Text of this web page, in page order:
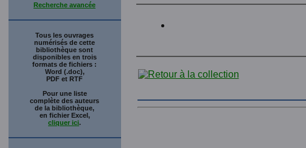
Recherche avancée
Tous les ouvrages
numérisés de cette
bibliothèque sont
disponibles en trois
formats de fichiers :
Word (.doc),
PDF et RTF
Pour une liste
complète des auteurs
de la bibliothèque,
en fichier Excel,
cliquer ici.